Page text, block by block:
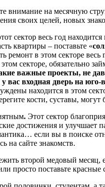
внимание на месячную
своих целей, новых
сектор весь год
квартиры – поставьте «
ремонт в этом секторе
секторе, обязательно
важные проекты, не
вас входная дверь на юго-
находится в этом
кости, суставы,
. Этот сектор
достижения и улучшает
если вы в поиске
на сайте знакомств.
второй медовый месяц,
просто поставьте красные